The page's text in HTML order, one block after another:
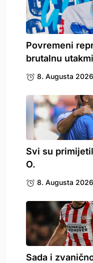
Povremeni
brutalnu
8. Augusta
Svi su
O.
8. Augusta
Sada i